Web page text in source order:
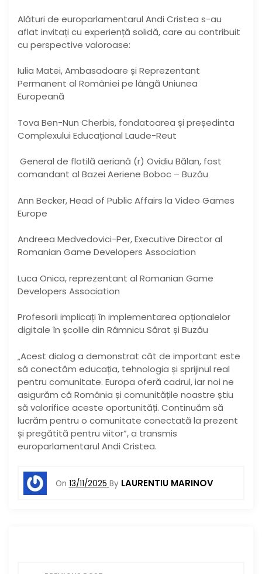
Alături de europarlamentarul Andi Cristea s-au
aflat invitați cu experiență solidă, care au contribuit
cu perspective valoroase:
Iulia Matei, Ambasadoare și Reprezentant
Permanent al României pe lângă Uniunea
Europeană
Tova Ben-Nun Cherbis, fondatoarea și președinta
Complexului Educațional Laude-Reut
General de flotilă aeriană (r) Ovidiu Bălan, fost
comandant al Bazei Aeriene Boboc – Buzău
Ann Becker, Head of Public Affairs la Video Games
Europe
Andreea Medvedovici-Per, Executive Director al
Romanian Game Developers Association
Luca Onica, reprezentant al Romanian Game
Developers Association
Profesorii implicați în implementarea opționalelor
digitale în școlile din Râmnicu Sărat și Buzău
„Acest dialog a demonstrat cât de important este
să conectăm educația, tehnologia și sprijinul real
pentru comunitate. Europa oferă cadrul, iar noi ne
asigurăm că România și comunitățile noastre știu
să valorifice aceste oportunități. Continuăm să
lucrăm pentru o comunitate conectată la prezent
și pregătită pentru viitor”, a transmis
europarlamentarul Andi Cristea.
On 13/11/2025 By LAURENTIU MARINOV